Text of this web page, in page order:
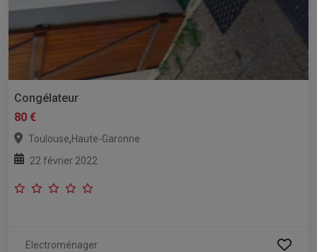
Congélateur
80 €
Toulouse,Haute-Garonne
22 février 2022
Electroménager